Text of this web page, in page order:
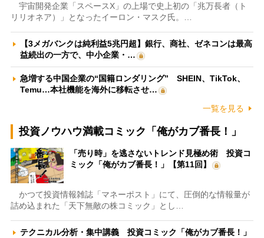
宇宙開発企業「スペースX」の上場で史上初の「兆万長者（ト
リリオネア）」となったイーロン・マスク氏。…
【3メガバンクは純利益5兆円超】銀行、商社、ゼネコンは最高
益続出の一方で、中小企業・…
急増する中国企業の“国籍ロンダリング” SHEIN、TikTok、
Temu…本社機能を海外に移転させ…
一覧を見る
投資ノウハウ満載コミック「俺がカブ番長！」
「売り時」を逃さないトレンド見極め術 投資コ
ミック「俺がカブ番長！」【第11回】
かつて投資情報雑誌「マネーポスト」にて、圧倒的な情報量が
詰め込まれた「天下無敵の株コミック」とし…
テクニカル分析・集中講義 投資コミック「俺がカブ番長！」